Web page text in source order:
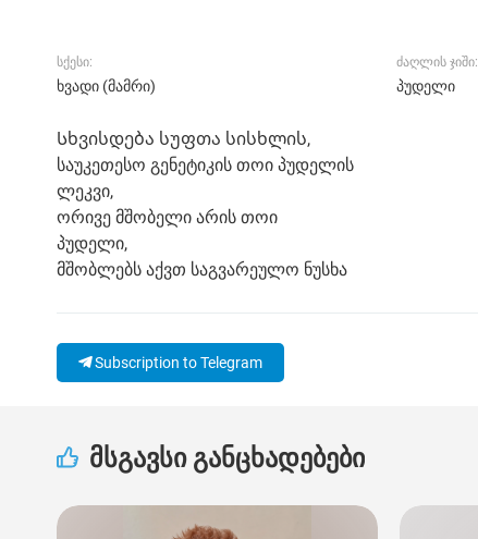
სქესი:
ხვადი (მამრი)
ძაღლის ჯიში:
პუდელი
Სხვისდება სუფთა სისხლის,
საუკეთესო გენეტიკის თოი პუდელის
ლეკვი,
ორივე მშობელი არის თოი
პუდელი,
მშობლებს აქვთ საგვარეულო ნუსხა
Subscription to Telegram
მსგავსი განცხადებები